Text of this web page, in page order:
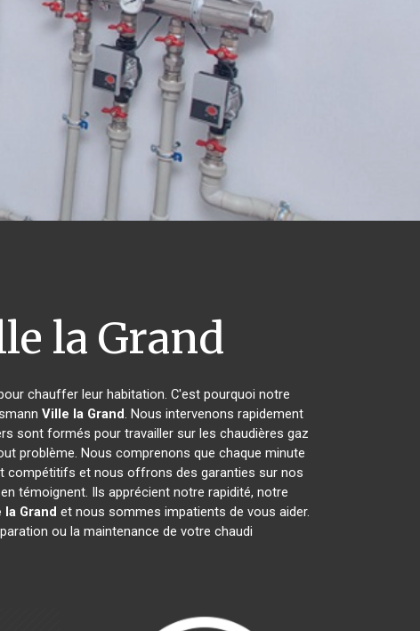
la Grand
chauffer leur habitation. C'est pourquoi notre
Ville la Grand. Nous intervenons rapidement
sont formés pour travailler sur les chaudières gaz
problème. Nous comprenons que chaque minute
compétitifs et nous offrons des garanties sur nos
témoignent. Ils apprécient notre rapidité, notre
la Grand et nous sommes impatients de vous aider.
ou la maintenance de votre chaudi